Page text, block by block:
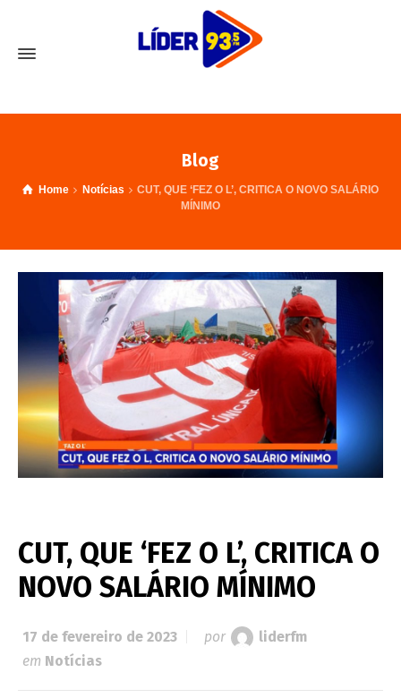
Blog
Home Notícias
CUT, QUE ‘FEZ O L’, CRITICA O NOVO SALÁRIO
MÍNIMO
CUT, QUE ‘FEZ O L’, CRITICA O
NOVO SALÁRIO MÍNIMO
17 de fevereiro de 2023 por
liderfm
em Notícias